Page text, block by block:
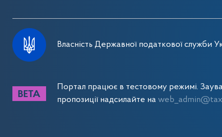
Власність Державної податкової служби
Портал працює в тестовому режимі.
пропозиції надсилайте на